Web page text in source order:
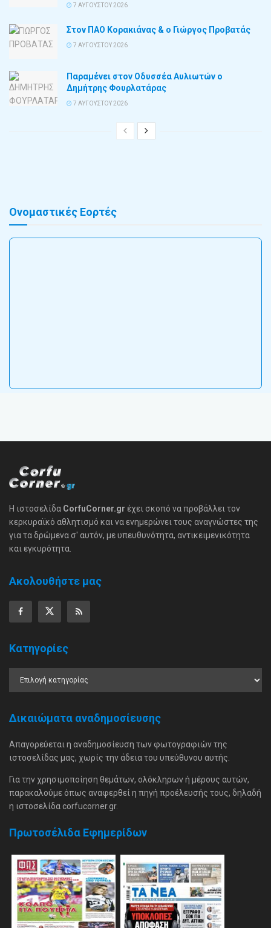
7 ΑΥΓΟΎΣΤΟΥ 2026
Στον ΠΑΟ Κορακιάνας & ο Γιώργος Προβατάς
7 ΑΥΓΟΎΣΤΟΥ 2026
Παραμένει στον Οδυσσέα Αυλιωτών ο
Δημήτρης Φουρλατάρας
7 ΑΥΓΟΎΣΤΟΥ 2026
Ονομαστικές Εορτές
Η ιστοσελίδα CorfuCorner.gr έχει σκοπό να προβάλλει τον
κερκυραϊκό αθλητισμό και να ενημερώνει τους αναγνώστες της
για τα δρώμενα σ' αυτόν, με υπευθυνότητα, αντικειμενικότητα
και εγκυρότητα.
Ακολουθήστε μας
Κατηγορίες
Δικαιώματα αναδημοσίευσης
Απαγορεύεται η αναδημοσίευση των φωτογραφιών της
ιστοσελίδας μας, χωρίς την άδεια του υπεύθυνου αυτής.
Για την χρησιμοποίηση θεμάτων, ολόκληρων ή μέρους αυτών,
παρακαλούμε όπως αναφερθεί η πηγή προέλευσής τους, δηλαδή
η ιστοσελίδα corfucorner.gr.
Πρωτοσέλιδα Εφημερίδων